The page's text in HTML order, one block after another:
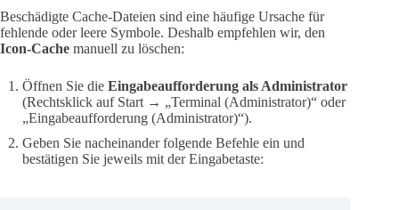
Beschädigte Cache-Dateien sind eine häufige Ursache für
fehlende oder leere Symbole. Deshalb empfehlen wir, den
Icon-Cache manuell zu löschen:
Öffnen Sie die Eingabeaufforderung als Administrator
(Rechtsklick auf Start → „Terminal (Administrator)“ oder
„Eingabeaufforderung (Administrator)“).
Geben Sie nacheinander folgende Befehle ein und
bestätigen Sie jeweils mit der Eingabetaste: